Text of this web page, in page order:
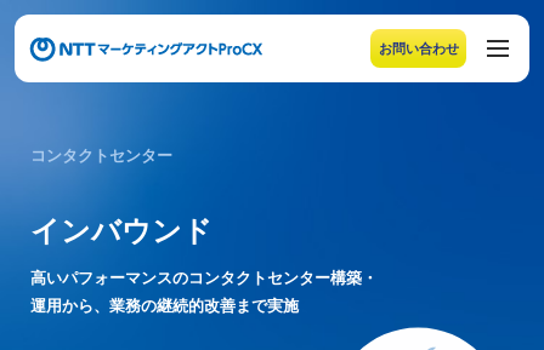
お問い合わせ
メニューの末尾です。Escape キーでメニューを閉じるこ
コンタクトセンター
インバウンド
高いパフォーマンスのコンタクトセンター構築・
運用から、業務の継続的改善まで実施